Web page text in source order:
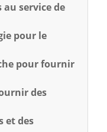
service de
pour le
pour fournir
des
et des